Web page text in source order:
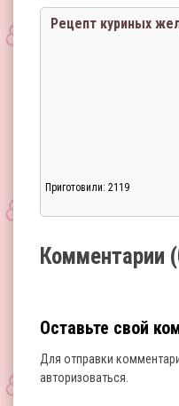
Рецепт куриных
Приготовили: 2119
Комментарии
Оставьте свой
Для отправки
авторизоваться